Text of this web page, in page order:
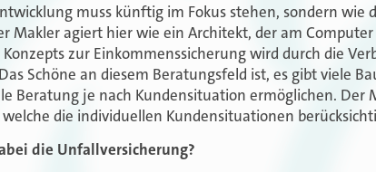
muss künftig im Fokus stehen, sondern wie
Makler agiert hier wie ein Architekt, der am
zur Einkommenssicherung wird durch die
Schöne an diesem Beratungsfeld ist, es gibt viele
Beratung je nach Kundensituation ermöglichen. Der
die individuellen Kundensituationen
die Unfallversicherung?